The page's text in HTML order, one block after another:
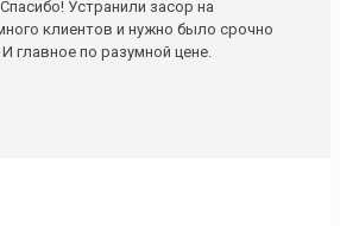
Устранили засор на
клиентов и нужно было срочно
главное по разумной цене.